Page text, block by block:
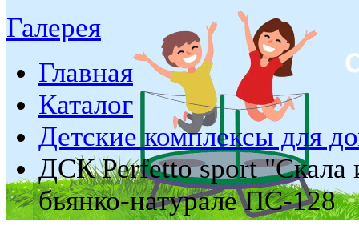
Галерея
Главная
Каталог
Детские комплексы для
ДСК Perfetto sport "Скала
бьянко‑натурале ПС-128